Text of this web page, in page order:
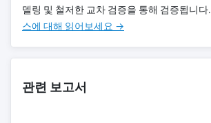
델링 및 철저한 교차 검증을 통해 검증됩니다.
스에 대해 읽어보세요 →
관련 보고서